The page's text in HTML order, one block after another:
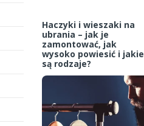
Haczyki i wieszaki na
ubrania – jak je
zamontować, jak
wysoko powiesić i jakie
są rodzaje?